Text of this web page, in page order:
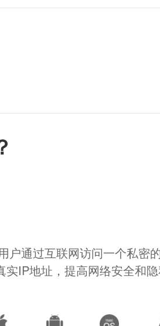
户通过互联网访问一个私密
IP地址，提高网络安全和隐